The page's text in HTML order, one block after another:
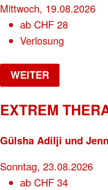
Mittwoch, 19.08.2026
ab CHF 28
Verlosung
WEITER
EXTREM
Gülsha Adilji und
Sonntag, 23.08.2026
ab CHF 34